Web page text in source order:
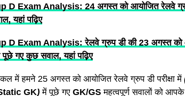
D Exam Analysis: 24 अगस्त को आयोजित रेलवे
यहां पढ़िए
D Exam Analysis: रेलवे ग्रुप डी की 23 अगस्त को
गए कुछ सवाल, यहां पढ़िए
में हमने 25 अगस्त को आयोजित रेलवे ग्रुप डी परीक्षा में
GK)में पूछे गए GK/GSमहत्वपूर्ण सवालों को